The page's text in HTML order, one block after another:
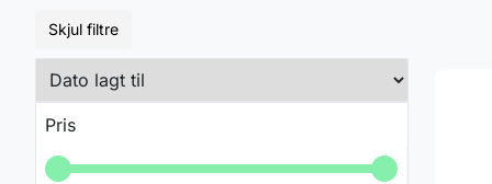
Skjul filtre
Pris